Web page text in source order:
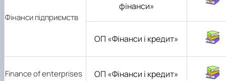
Фінанси підприємств
фінанси»
ОП «Фінанси і кредит»
Finance of enterprises ОП «Фінанси і кредит»